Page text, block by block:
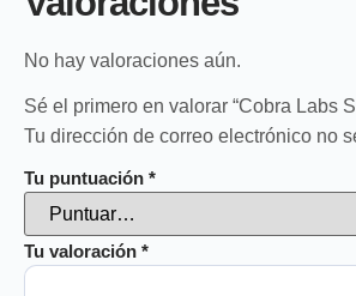
No hay valoraciones aún.
Sé el primero en valorar “Cobra Labs
Tu dirección de correo electrónico no
Tu puntuación *
Tu valoración *